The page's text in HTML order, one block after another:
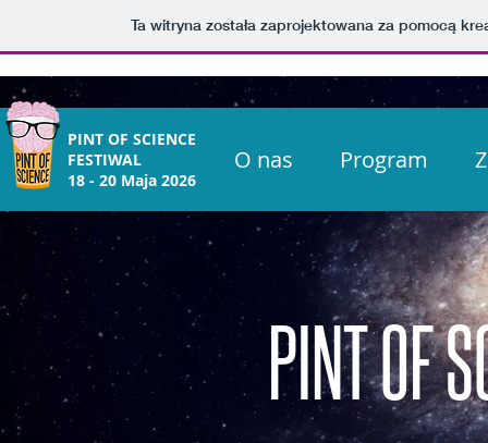
Ta witryna została zaprojektowana za pomocą
PINT OF SCIENCE
FESTIWAL
18 - 20 Maja 2026
O nas Program
PINT OF